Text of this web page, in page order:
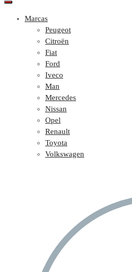
Marcas
Peugeot
Citroën
Fiat
Ford
Iveco
Man
Mercedes
Nissan
Opel
Renault
Toyota
Volkswagen